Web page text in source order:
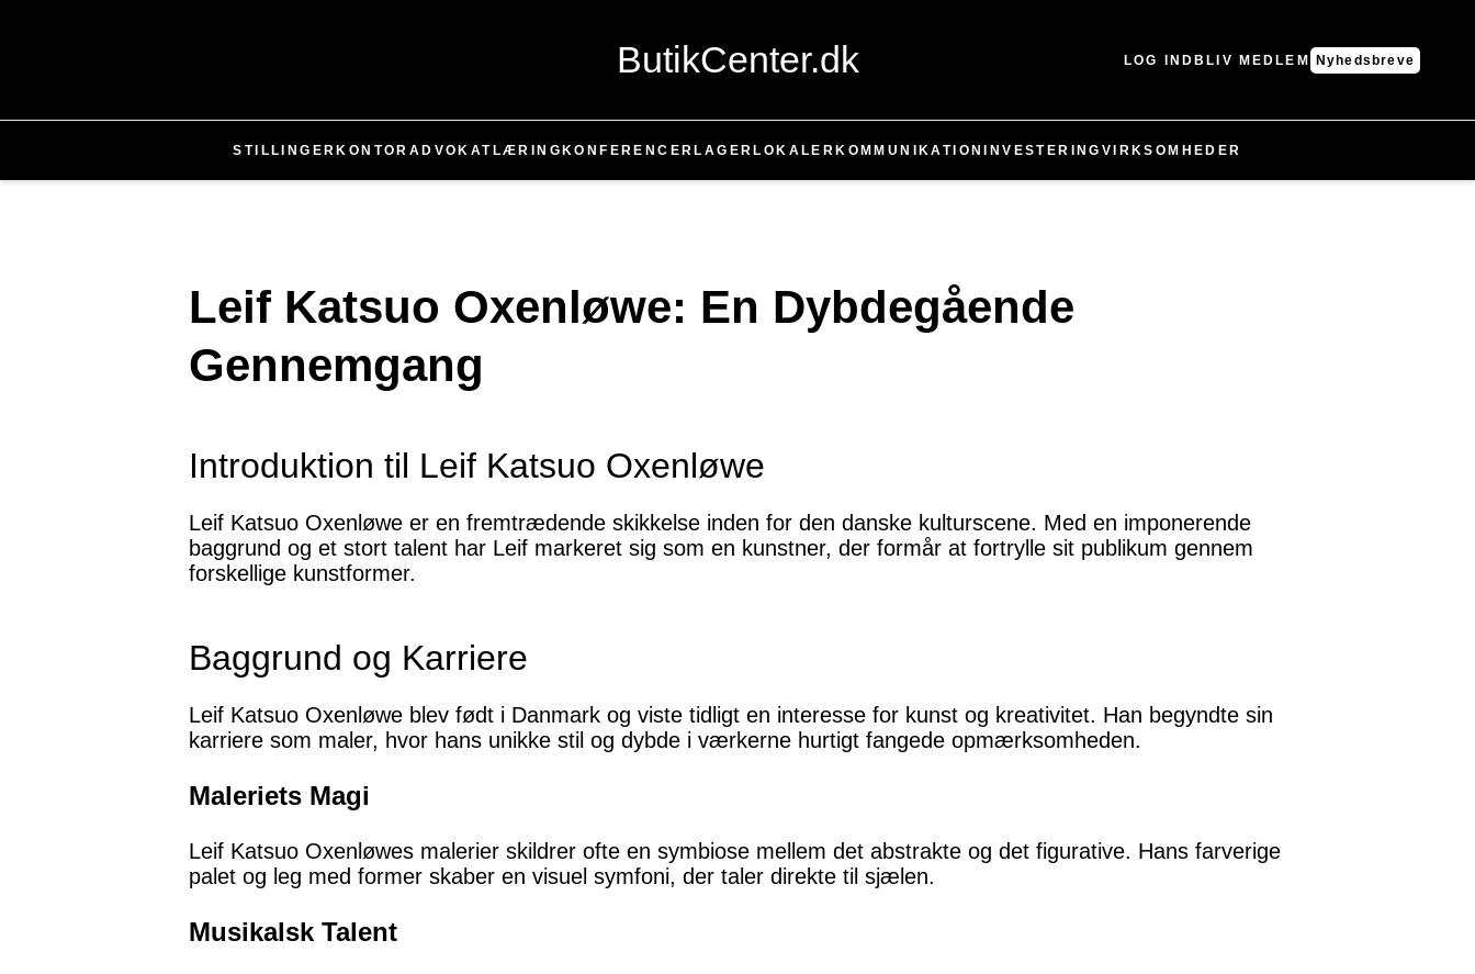
ButikCenter.dk LOG INDBLIV MEDLEM Nyhedsbreve
STILLINGER KONTOR ADVOKAT LÆRING KONFERENCER LAGER LOKALER KOMMUNIKATION INVESTERING VIRKSOMHEDER
Leif Katsuo Oxenløwe: En Dybdegående
Gennemgang
Introduktion til Leif Katsuo Oxenløwe
Leif Katsuo Oxenløwe er en fremtrædende skikkelse inden for den danske kulturscene. Med en imponerende
baggrund og et stort talent har Leif markeret sig som en kunstner, der formår at fortrylle sit publikum gennem
forskellige kunstformer.
Baggrund og Karriere
Leif Katsuo Oxenløwe blev født i Danmark og viste tidligt en interesse for kunst og kreativitet. Han begyndte sin
karriere som maler, hvor hans unikke stil og dybde i værkerne hurtigt fangede opmærksomheden.
Maleriets Magi
Leif Katsuo Oxenløwes malerier skildrer ofte en symbiose mellem det abstrakte og det figurative. Hans farverige
palet og leg med former skaber en visuel symfoni, der taler direkte til sjælen.
Musikalsk Talent